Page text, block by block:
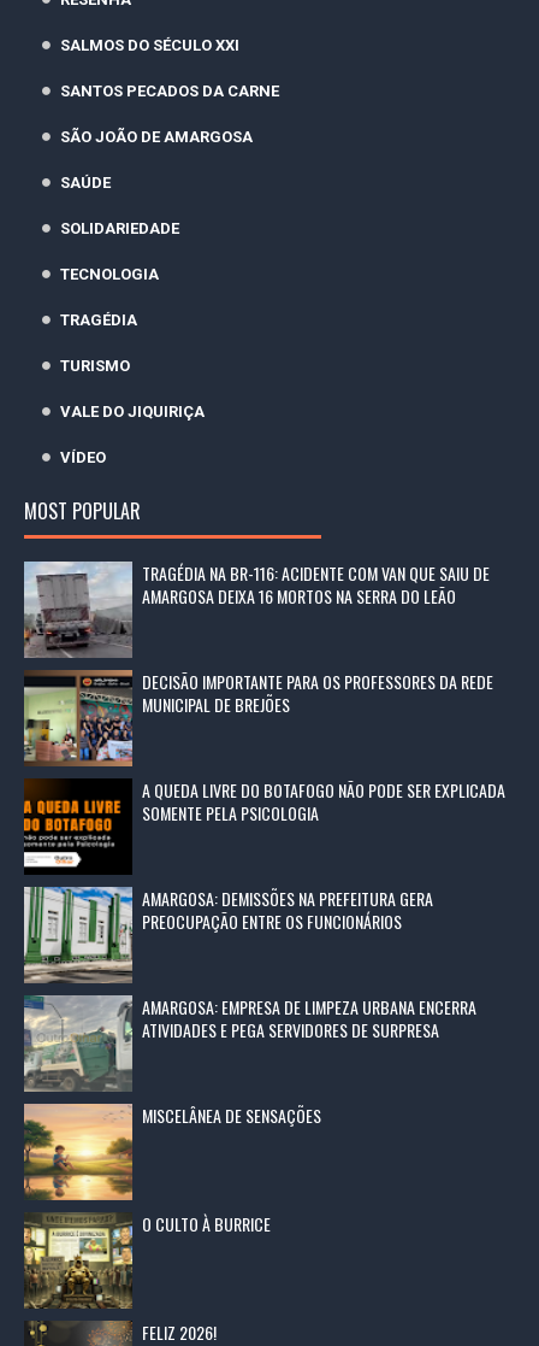
SALMOS DO SÉCULO XXI
SANTOS PECADOS DA CARNE
SÃO JOÃO DE AMARGOSA
SAÚDE
SOLIDARIEDADE
TECNOLOGIA
TRAGÉDIA
TURISMO
VALE DO JIQUIRIÇA
VÍDEO
MOST POPULAR
TRAGÉDIA NA BR-116: ACIDENTE COM VAN QUE SAIU DE
AMARGOSA DEIXA 16 MORTOS NA SERRA DO LEÃO
DECISÃO IMPORTANTE PARA OS PROFESSORES DA REDE
MUNICIPAL DE BREJÕES
A QUEDA LIVRE DO BOTAFOGO NÃO PODE SER EXPLICADA
SOMENTE PELA PSICOLOGIA
AMARGOSA: DEMISSÕES NA PREFEITURA GERA
PREOCUPAÇÃO ENTRE OS FUNCIONÁRIOS
AMARGOSA: EMPRESA DE LIMPEZA URBANA ENCERRA
ATIVIDADES E PEGA SERVIDORES DE SURPRESA
MISCELÂNEA DE SENSAÇÕES
O CULTO À BURRICE
FELIZ 2026!